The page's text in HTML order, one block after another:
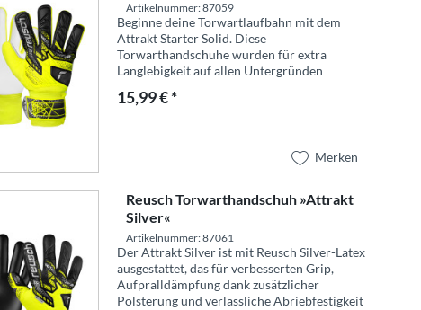
Artikelnummer: 87059
Beginne deine Torwartlaufbahn mit dem
Attrakt Starter Solid. Diese
Torwarthandschuhe wurden für extra
Langlebigkeit auf allen Untergründen
Solid-Handflächenschaum und synthetischem
15,99 € *
Merken
Reusch Torwarthandschuh »Attrakt
Silver«
Artikelnummer: 87061
Der Attrakt Silver ist mit Reusch Silver-Latex
ausgestattet, das für verbesserten Grip,
Aufpralldämpfung dank zusätzlicher
Polsterung und verlässliche Abriebfestigkeit